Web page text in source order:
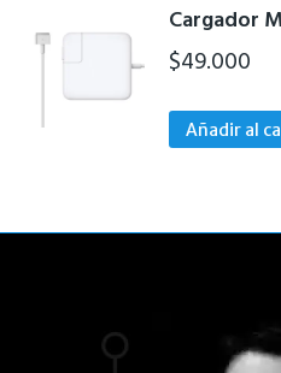
Cargador
$49.000
Añadir al